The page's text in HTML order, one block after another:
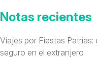
Notas recientes
Viajes por Fiestas
seguro en el extranjero